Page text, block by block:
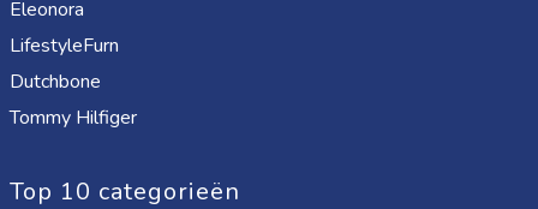
Eleonora
LifestyleFurn
Dutchbone
Tommy Hilfiger
Top 10 categorieën